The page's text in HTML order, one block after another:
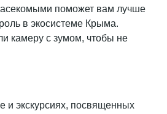
поможет вам лучше
в экосистеме Крыма.
камеру с зумом, чтобы не
и экскурсиях, посвященных